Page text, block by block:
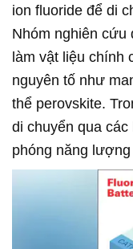
ion fluoride để di
Nhóm nghiên cứu
làm vật liệu
nguyên tố như
thể perovskite.
di chuyển qua
phóng năng